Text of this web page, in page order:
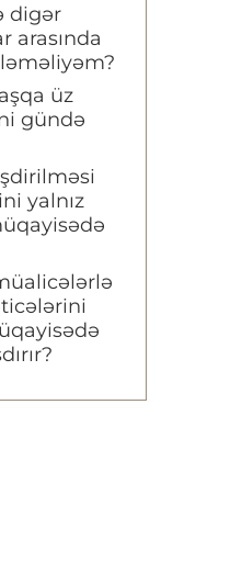
digər
arasında
üz
gündə
yalnız